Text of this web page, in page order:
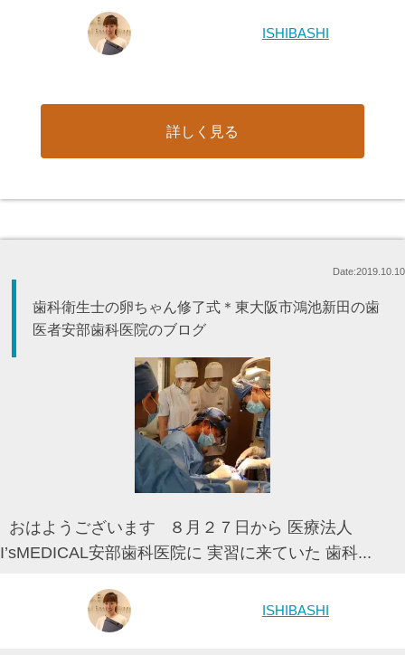
ISHIBASHI
詳しく見る
Date:2019.10.10
歯科衛生士の卵ちゃん修了式＊東大阪市鴻池新田の歯
医者安部歯科医院のブログ
おはようございます ８月２７日から 医療法人
I’sMEDICAL安部歯科医院に 実習に来ていた 歯科...
ISHIBASHI